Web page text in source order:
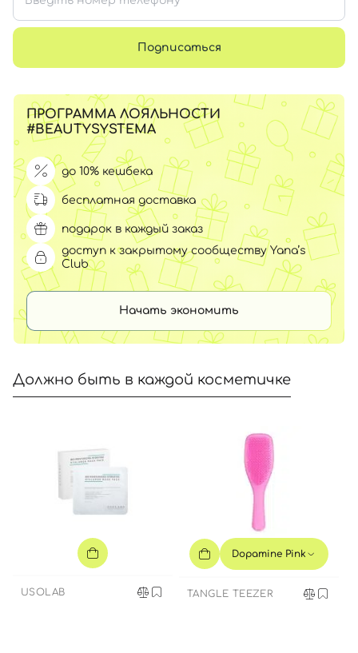
Подписаться
ПРОГРАММА ЛОЯЛЬНОСТИ
#BEAUTYSYSTEMA
до 10% кешбека
бесплатная доставка
подарок в каждый заказ
доступ к закрытому сообществу Yana’s
Club
Начать экономить
Должно быть в каждой косметичке
USOLAB
Dopamine Pink
TANGLE TEEZER